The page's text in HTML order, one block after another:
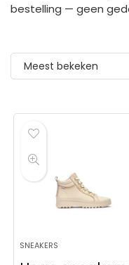
bestelling — geen
Meest bekeken
SNEAKERS